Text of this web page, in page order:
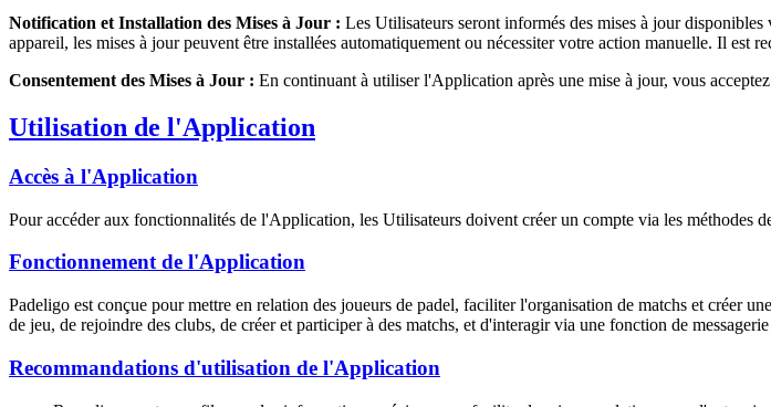
Notification et Installation des Mises à Jour : Les Utilisateurs seront informés des mises à jour
appareil, les mises à jour peuvent être installées automatiquement ou nécessiter votre action manuelle. Il est
Consentement des Mises à Jour : En continuant à utiliser l'Application après une mise à jour, vous
Utilisation de l'Application
Accès à l'Application
Pour accéder aux fonctionnalités de l'Application, les Utilisateurs doivent créer un compte via les méthodes
Fonctionnement de l'Application
Padeligo est conçue pour mettre en relation des joueurs de padel, faciliter l'organisation de matchs et créer
de jeu, de rejoindre des clubs, de créer et participer à des matchs, et d'interagir via une fonction de
Recommandations d'utilisation de l'Application